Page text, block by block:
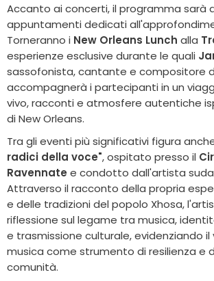
Accanto ai concerti, il programma sarà
appuntamenti dedicati
Torneranno i New Orleans Lunch alla
esperienze esclusive durante le quali
sassofonista, cantante e compositore
accompagnerà i partecipanti in un
vivo, racconti e atmosfere autentiche
di New Orleans.
Tra gli eventi più significativi figura
radici della voce", ospitato presso il
Ravennate e condotto dall'artista
Attraverso il racconto della propria
e delle tradizioni del popolo Xhosa,
riflessione sul legame tra musica,
e trasmissione culturale, evidenziando il
musica come strumento di resilienza e
comunità.